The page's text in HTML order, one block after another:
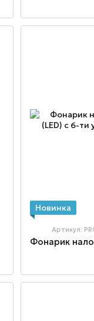
Новинка
Артикул: